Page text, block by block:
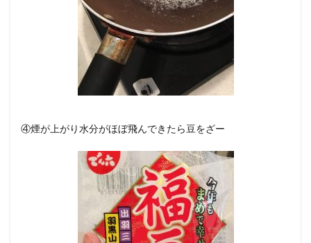
④煙が上がり水分がほぼ飛んできたら豆をざー